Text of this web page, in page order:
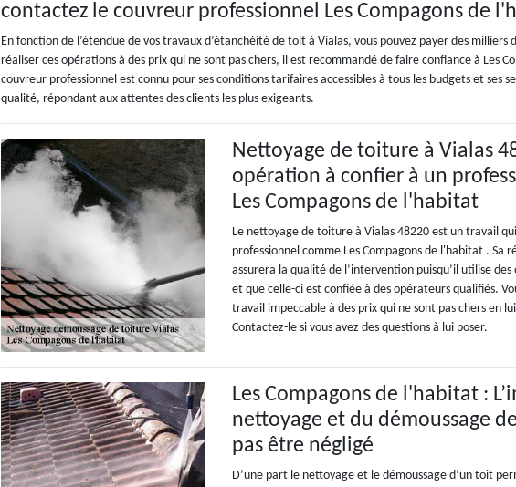
contactez le couvreur professionnel Les Compagons de
En fonction de l’étendue de vos travaux d’étanchéité de toit à Vialas, vous pouvez payer des milliers
réaliser ces opérations à des prix qui ne sont pas chers, il est recommandé de faire confiance à Les
couvreur professionnel est connu pour ses conditions tarifaires accessibles à tous les budgets et ses
qualité, répondant aux attentes des clients les plus exigeants.
Nettoyage de toiture à Vialas
opération à confier à un
Les Compagons de l'habitat
Le nettoyage de toiture à Vialas 48220 est un travail
professionnel comme Les Compagons de l'habitat . Sa
assurera la qualité de l’intervention puisqu’il utilise
et que celle-ci est confiée à des opérateurs qualifiés.
travail impeccable à des prix qui ne sont pas chers en
Contactez-le si vous avez des questions à lui poser.
Les Compagons de l'habitat :
nettoyage et du démoussage
pas être négligé
D’une part le nettoyage et le démoussage d’un toit